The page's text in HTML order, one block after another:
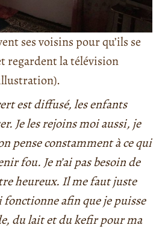
ses voisins pour qu’ils se
regardent la télévision
est diffusé, les enfants
Je les rejoins moi aussi, je
pense constamment à ce qui
fou. Je n’ai pas besoin de
heureux. Il me faut juste
afin que je puisse
du lait et du kefir pour ma